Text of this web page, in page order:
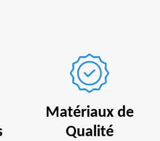
Matériaux de
Qualité